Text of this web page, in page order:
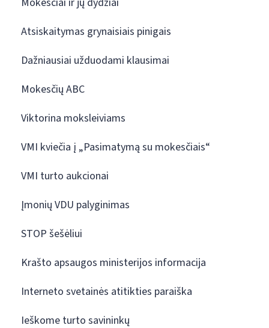
Atsiskaitymas grynaisiais pinigais
Dažniausiai užduodami klausimai
Mokesčių ABC
Viktorina moksleiviams
VMI kviečia į „Pasimatymą su mokesčiais“
VMI turto aukcionai
Įmonių VDU palyginimas
STOP šešėliui
Krašto apsaugos ministerijos informacija
Interneto svetainės atitikties paraiška
Ieškome turto savininkų